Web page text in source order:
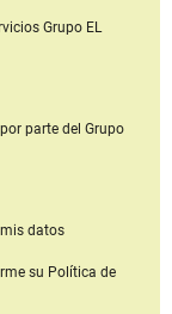
Grupo EL
por parte del Grupo
datos
su Política de